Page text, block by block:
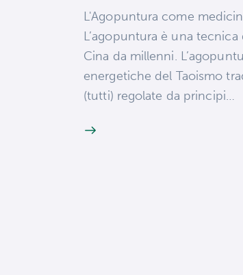
L'Agopuntura come
L’agopuntura è una
Cina da millenni.
energetiche del Taoismo
(tutti) regolate da principi…